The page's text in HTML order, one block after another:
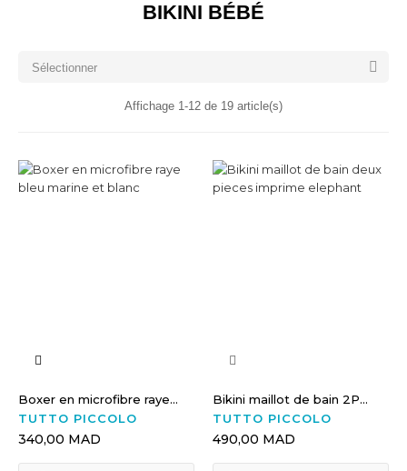
BIKINI BÉBÉ
Sélectionner 
Affichage 1-12 de 19 article(s)
Boxer en microfibre raye...
TUTTO PICCOLO
340,00 MAD
Bikini maillot de bain 2P...
TUTTO PICCOLO
490,00 MAD